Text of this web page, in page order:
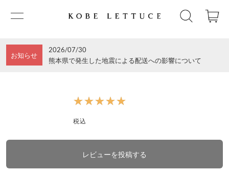
お知らせ
2026/07/30
熊本県で発生した地震による配送への影響について
★★★★★
★★★★★
税込
レビューを投稿する